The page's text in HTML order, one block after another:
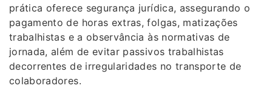
prática oferece segurança jurídica, assegurando o
pagamento de horas extras, folgas, matizações
trabalhistas e a observância às normativas de
jornada, além de evitar passivos trabalhistas
decorrentes de irregularidades no transporte de
colaboradores.